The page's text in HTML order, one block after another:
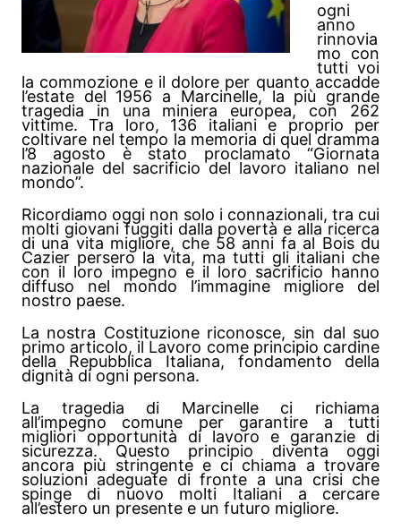
ogni
anno
rinnovia
mo con
tutti voi
la commozione e il dolore per quanto accadde
l’estate del 1956 a Marcinelle, la più grande
tragedia in una miniera europea, con 262
vittime. Tra loro, 136 italiani e proprio per
coltivare nel tempo la memoria di quel dramma
l’8 agosto è stato proclamato “Giornata
nazionale del sacrificio del lavoro italiano nel
mondo”.
Ricordiamo oggi non solo i connazionali, tra cui
molti giovani fuggiti dalla povertà e alla ricerca
di una vita migliore, che 58 anni fa al Bois du
Cazier persero la vita, ma tutti gli italiani che
con il loro impegno e il loro sacrificio hanno
diffuso nel mondo l’immagine migliore del
nostro paese.
La nostra Costituzione riconosce, sin dal suo
primo articolo, il Lavoro come principio cardine
della Repubblica Italiana, fondamento della
dignità di ogni persona.
La tragedia di Marcinelle ci richiama
all’impegno comune per garantire a tutti
migliori opportunità di lavoro e garanzie di
sicurezza. Questo principio diventa oggi
ancora più stringente e ci chiama a trovare
soluzioni adeguate di fronte a una crisi che
spinge di nuovo molti Italiani a cercare
all’estero un presente e un futuro migliore.